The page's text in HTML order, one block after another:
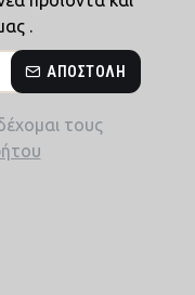
.
ΑΠΟΣΤΟΛΉ
τους